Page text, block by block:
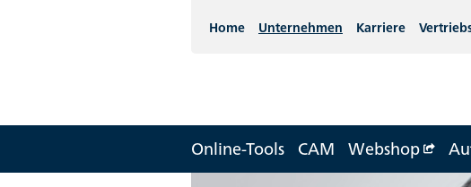
Home Unternehmen Karriere
Online-Tools CAM Webshop